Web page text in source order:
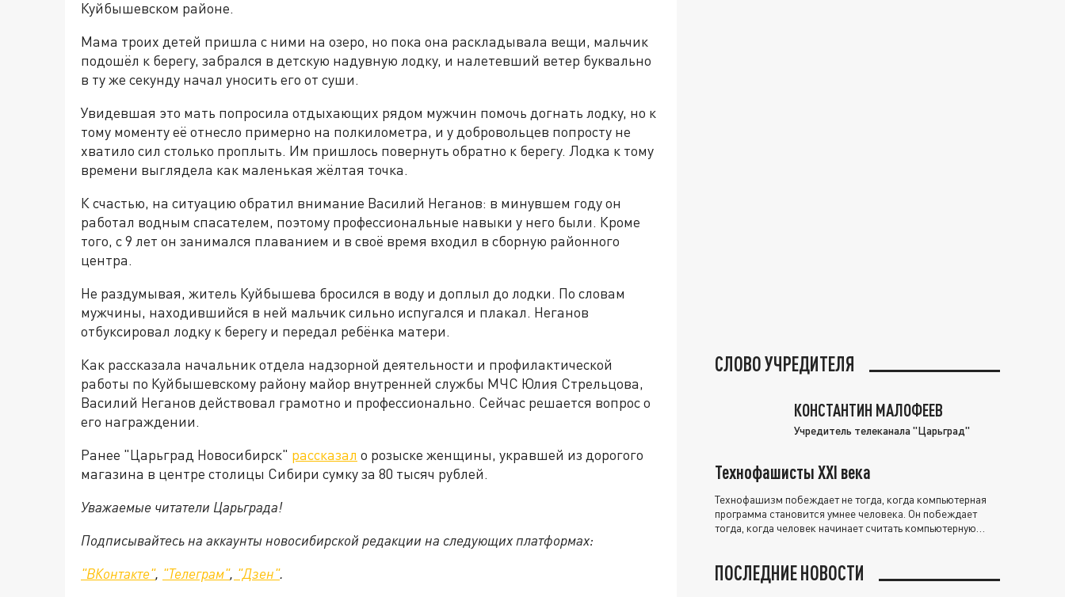
Куйбышевском районе.
Мама троих детей пришла с ними на озеро, но пока она раскладывала вещи, мальчик
подошёл к берегу, забрался в детскую надувную лодку, и налетевший ветер буквально
в ту же секунду начал уносить его от суши.
Увидевшая это мать попросила отдыхающих рядом мужчин помочь догнать лодку, но к
тому моменту её отнесло примерно на полкилометра, и у добровольцев попросту не
хватило сил столько проплыть. Им пришлось повернуть обратно к берегу. Лодка к тому
времени выглядела как маленькая жёлтая точка.
К счастью, на ситуацию обратил внимание Василий Неганов: в минувшем году он
работал водным спасателем, поэтому профессиональные навыки у него были. Кроме
того, с 9 лет он занимался плаванием и в своё время входил в сборную районного
центра.
Не раздумывая, житель Куйбышева бросился в воду и доплыл до лодки. По словам
мужчины, находившийся в ней мальчик сильно испугался и плакал. Неганов
отбуксировал лодку к берегу и передал ребёнка матери.
Как рассказала начальник отдела надзорной деятельности и профилактической
работы по Куйбышевскому району майор внутренней службы МЧС Юлия Стрельцова,
Василий Неганов действовал грамотно и профессионально. Сейчас решается вопрос о
его награждении.
Ранее "Царьград Новосибирск" рассказал о розыске женщины, укравшей из дорогого
магазина в центре столицы Сибири сумку за 80 тысяч рублей.
Уважаемые читатели Царьграда!
Подписывайтесь на аккаунты новосибирской редакции на следующих платформах:
"ВКонтакте", "Телеграм", "Дзен".
СЛОВО УЧРЕДИТЕЛЯ
КОНСТАНТИН МАЛОФЕЕВ
Учредитель телеканала "Царьград"
Технофашисты XXI века
Технофашизм побеждает не тогда, когда компьютерная
программа становится умнее человека. Он побеждает
тогда, когда человек начинает считать компьютерную
ПОСЛЕДНИЕ НОВОСТИ